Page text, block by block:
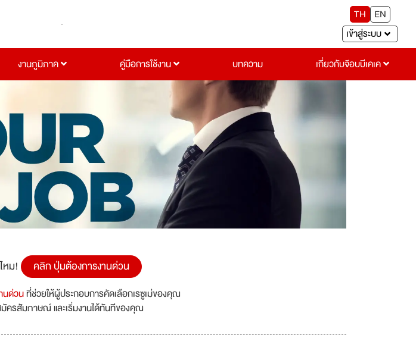
TH
EN
เข้าสู่ระบบ
งานภูมิภาค คู่มือการใช้งาน บทความ เกี่ยวกับจ๊อบบีเคเค
หม! คลิก ปุ่มต้องการงานด่วน
นด่วนที่ช่วยให้ผู้ประกอบการคัดเลือกเรซูเม่ของคุณ
ครสัมภาษณ์ และเริ่มงานได้ทันทีของคุณ